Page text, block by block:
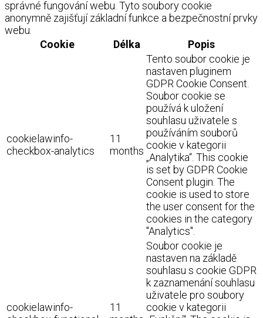
správné fungování webu. Tyto soubory cookie
anonymně zajišťují základní funkce a bezpečnostní prvky
webu.
Cookie
Délka Popis
cookielawinfo-
checkbox-analytics
11
months
Tento soubor cookie je
nastaven pluginem
GDPR Cookie Consent.
Soubor cookie se
používá k uložení
souhlasu uživatele s
používáním souborů
cookie v kategorii
„Analytika“. This cookie
is set by GDPR Cookie
Consent plugin. The
cookie is used to store
the user consent for the
cookies in the category
"Analytics".
cookielawinfo-
11
Soubor cookie je
nastaven na základě
souhlasu s cookie GDPR
k zaznamenání souhlasu
uživatele pro soubory
cookie v kategorii